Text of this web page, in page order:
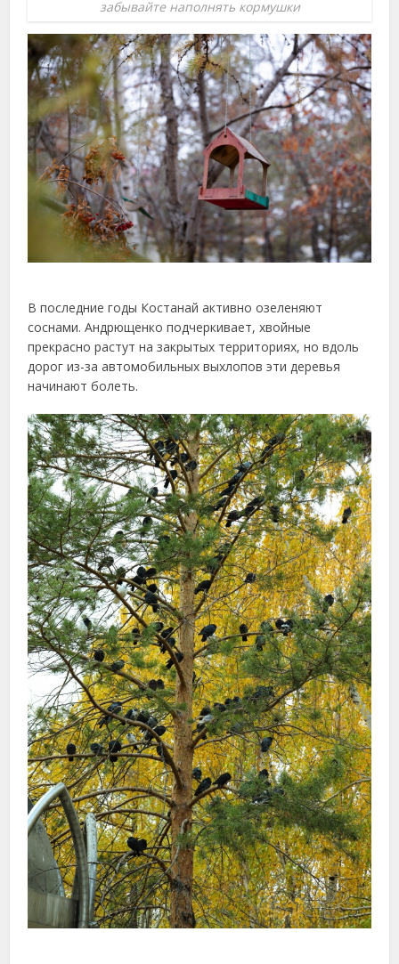
забывайте наполнять кормушки
В последние годы Костанай активно озеленяют
соснами. Андрющенко подчеркивает, хвойные
прекрасно растут на закрытых территориях, но вдоль
дорог из-за автомобильных выхлопов эти деревья
начинают болеть.